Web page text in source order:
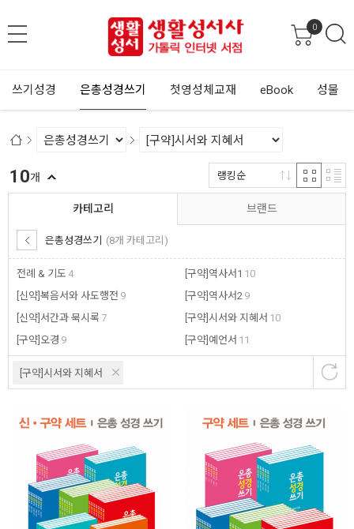
0
쓰기성경 은총성경쓰기 첫영성체교재 eBook 성물
카테고리
은총성경쓰기 (8개 카테고리)
전례 & 기도 4
[신약]복음서와 사도행전 9
[신약]서간과 묵시록 7
[구약]오경 9
[구약]역사서1 10
[구약]역사서2 9
[구약]시서와 지혜서 10
[구약]예언서 11
브랜드
[구약]시서와 지혜서
10개 랭킹순